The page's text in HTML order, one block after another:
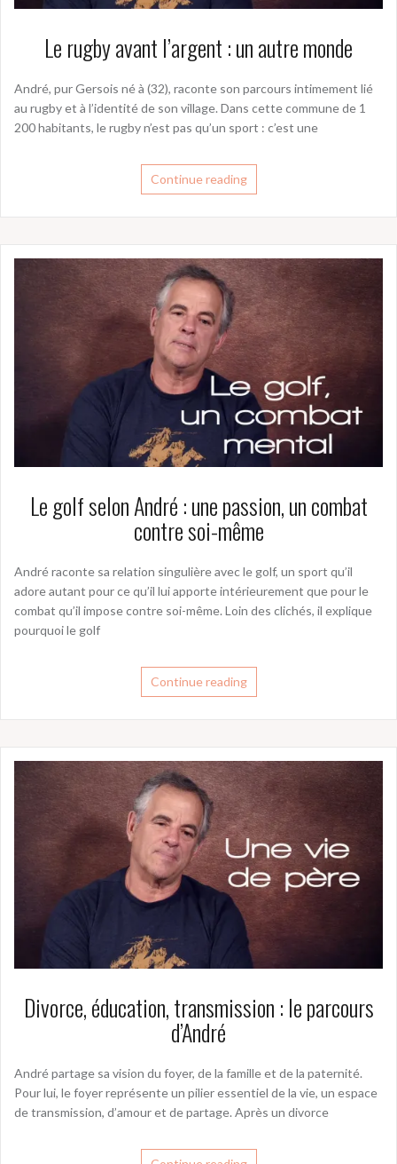
Le rugby avant l’argent : un autre monde
André, pur Gersois né à (32), raconte son parcours intimement lié
au rugby et à l’identité de son village. Dans cette commune de 1
200 habitants, le rugby n’est pas qu’un sport : c’est une
Continue reading
Le golf selon André : une passion, un combat
contre soi-même
André raconte sa relation singulière avec le golf, un sport qu’il
adore autant pour ce qu’il lui apporte intérieurement que pour le
combat qu’il impose contre soi-même. Loin des clichés, il explique
pourquoi le golf
Continue reading
Divorce, éducation, transmission : le parcours
d’André
André partage sa vision du foyer, de la famille et de la paternité.
Pour lui, le foyer représente un pilier essentiel de la vie, un espace
de transmission, d’amour et de partage. Après un divorce